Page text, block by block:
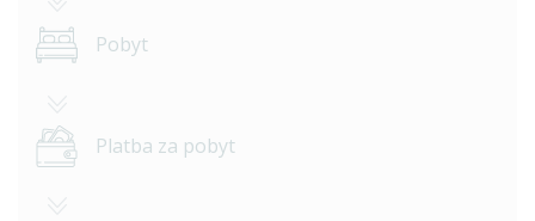
Pobyt
Platba za pobyt